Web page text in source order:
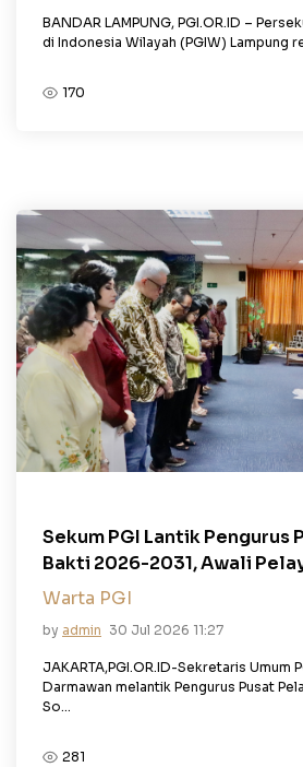
BANDAR LAMPUNG, PGI.OR.ID –
di Indonesia Wilayah (PGIW) Lampung
170
Sekum PGI Lantik Pengurus
Bakti 2026-2031, Awali
Warta PGI
by admin 30 Jul 2026 11:27
JAKARTA,PGI.OR.ID-Sekretaris Umum
Darmawan melantik Pengurus Pusat
So...
281